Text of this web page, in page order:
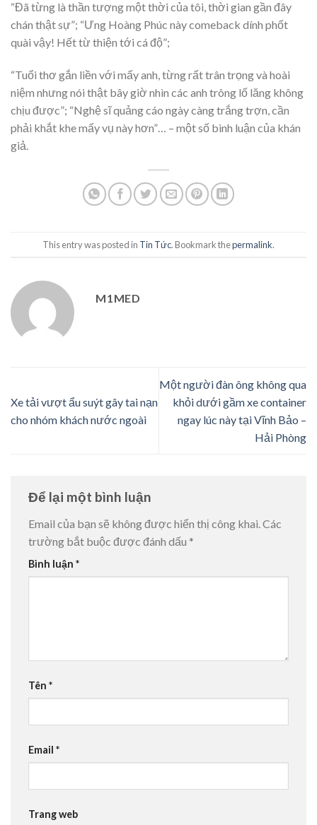
“Đã từng là thần tượng một thời của tôi, thời gian gần đây
chán thật sự”; “Ưng Hoàng Phúc này comeback dính phốt
quài vậy! Hết từ thiện tới cá độ”;
“Tuổi thơ gắn liền với mấy anh, từng rất trân trọng và hoài
niệm nhưng nói thật bây giờ nhìn các anh trông lố lăng không
chịu được”; “Nghệ sĩ quảng cáo ngày càng trắng trợn, cần
phải khắt khe mấy vụ này hơn”… – một số bình luận của khán
giả.
This entry was posted in Tin Tức . Bookmark thepermalink
M1MED
Xe tải vượt ẩu suýt gây tai nạn
cho nhóm khách nước ngoài
Một người đàn ông không qua
khỏi dưới gầm xe container
ngay lúc này tại Vĩnh Bảo –
Hải Phòng
Để lại một bình luận
Email của bạn sẽ không được hiển thị công khai. Các
trường bắt buộc được đánh dấu *
Bình luận *
Tên *
Email *
Trang web